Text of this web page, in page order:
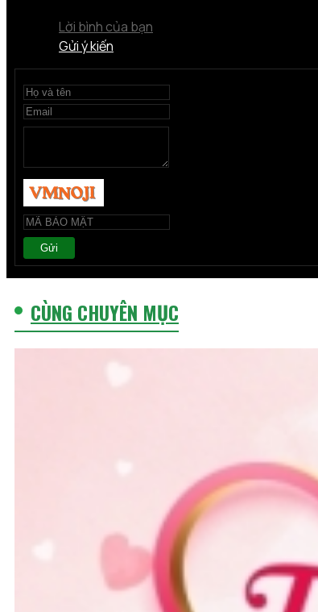
Lời bình của bạn
Gửi ý kiến
Gửi
CÙNG CHUYÊN MỤC